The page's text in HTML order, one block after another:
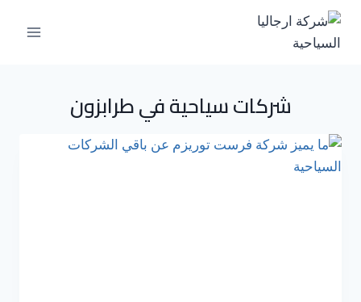
شركات سياحية في طرابزون